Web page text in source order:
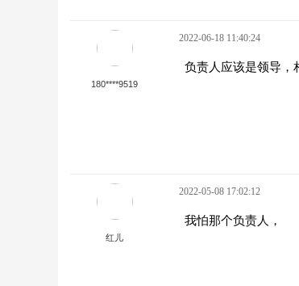
180****9519
2022-06-18 11:40:24
负责人应该是领导，
红儿
2022-05-08 17:02:12
我怕那个负责人，